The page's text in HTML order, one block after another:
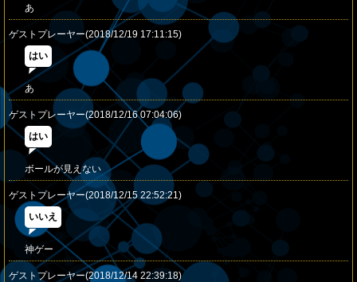
あ
ゲストプレーヤー(2018/12/19 17:11:15)
はい
あ
ゲストプレーヤー(2018/12/16 07:04:06)
はい
ボールが見えない
ゲストプレーヤー(2018/12/15 22:52:21)
いいえ
神ゲー
ゲストプレーヤー(2018/12/14 22:39:18)